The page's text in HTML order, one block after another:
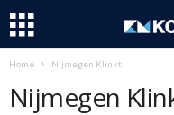
Home Nijmegen Klinkt
Nijmegen